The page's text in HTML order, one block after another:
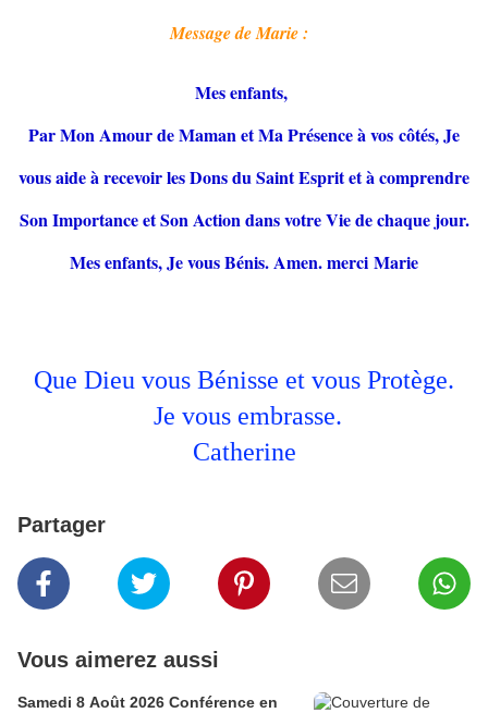
Message de Marie :
Mes enfants,
Par Mon Amour de Maman et Ma Présence à vos côtés, Je
vous aide à recevoir les Dons du Saint Esprit et à comprendre
Son Importance et Son Action dans votre Vie de chaque jour.
Mes enfants, Je vous Bénis. Amen. merci Marie
Que Dieu vous Bénisse et vous Protège.
Je vous embrasse.
Catherine
Partager
Vous aimerez aussi
Samedi 8 Août 2026 Conférence en